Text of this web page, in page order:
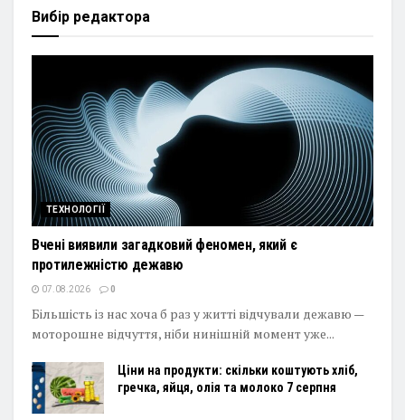
Вибір редактора
ТЕХНОЛОГІЇ
Вчені виявили загадковий феномен, який є
протилежністю дежавю
07.08.2026 0
Більшість із нас хоча б раз у житті відчували дежавю —
моторошне відчуття, ніби нинішній момент уже...
Ціни на продукти: скільки коштують хліб,
гречка, яйця, олія та молоко 7 серпня